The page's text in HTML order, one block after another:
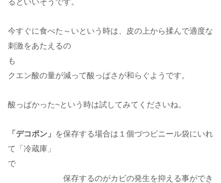
るといいそうです。
今すぐに食べた～いという時は、皮の上から揉んで適度な
刺激をあたえるの
も
クエン酸の量が減って酸っぱさが和らぐようです。
酸っぱかった~という時は試してみてくださいね。
「デコポン」
を保存する場合は１個づつビニール袋にいれ
て「冷蔵庫」
で
保存するのがカビの発生を抑える事ができ